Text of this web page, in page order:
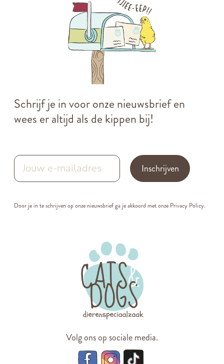
Schrijf je in voor onze nieuwsbrief en
wees er altijd als de kippen bij!
Inschrijven
Door je in te schrijven op onze nieuwsbrief ga je akkoord met onze Privacy Policy.
Volg ons op sociale media.